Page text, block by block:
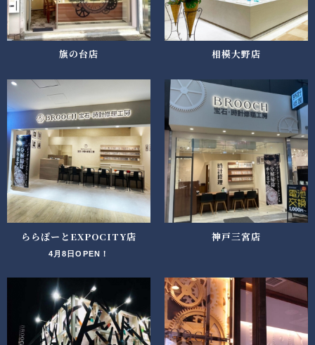
旗の台店 相模大野店
ららぽーとEXPOCITY店
4月8日OPEN！
神戸三宮店